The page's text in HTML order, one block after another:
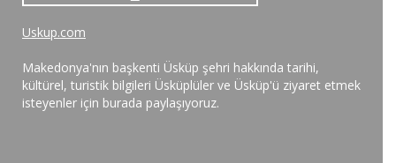
Uskup.com
Makedonya'nın başkenti Üsküp şehri hakkında tarihi,
kültürel, turistik bilgileri Üsküplüler ve Üsküp'ü ziyaret etmek
isteyenler için burada paylaşıyoruz.